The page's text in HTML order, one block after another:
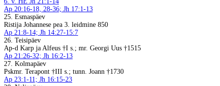
Ap 20:16-18, 28-36; Jh 17:1-13
25. Esmaspäev
Ristija Johannese pea 3. leidmine 850
Ap 21:8-14; Jh 14:27-15:7
26. Teisipäev
Ap-d Karp ja Alfeus †I s.; mr. Georgi Uus †1515
Ap 21:26-32; Jh 16:2-13
27. Kolmapäev
Pskmr. Terapont †III s.; tunn. Joann †1730
Ap 23:1-11; Jh 16:15-23